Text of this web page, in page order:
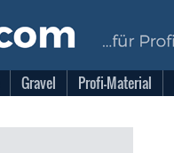
Gravel Profi-Material